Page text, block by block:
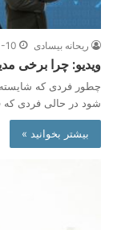
ریحانه بیسادی 10
ویدیو: چرا برخی
چطور فردی که
شود در حالی فردی که
بیشتر بخوانید »